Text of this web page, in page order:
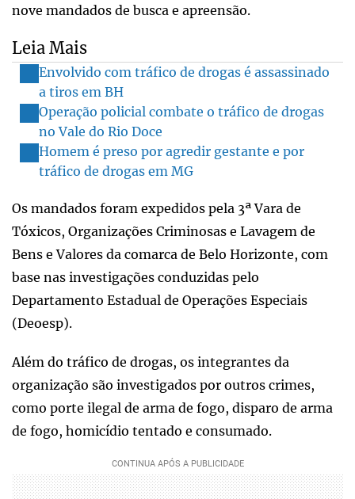
nove mandados de busca e apreensão.
Leia Mais
Envolvido com tráfico de drogas é assassinado
a tiros em BH
Operação policial combate o tráfico de drogas
no Vale do Rio Doce
Homem é preso por agredir gestante e por
tráfico de drogas em MG
Os mandados foram expedidos pela 3ª Vara de
Tóxicos, Organizações Criminosas e Lavagem de
Bens e Valores da comarca de Belo Horizonte, com
base nas investigações conduzidas pelo
Departamento Estadual de Operações Especiais
(Deoesp).
Além do tráfico de drogas, os integrantes da
organização são investigados por outros crimes,
como porte ilegal de arma de fogo, disparo de arma
de fogo, homicídio tentado e consumado.